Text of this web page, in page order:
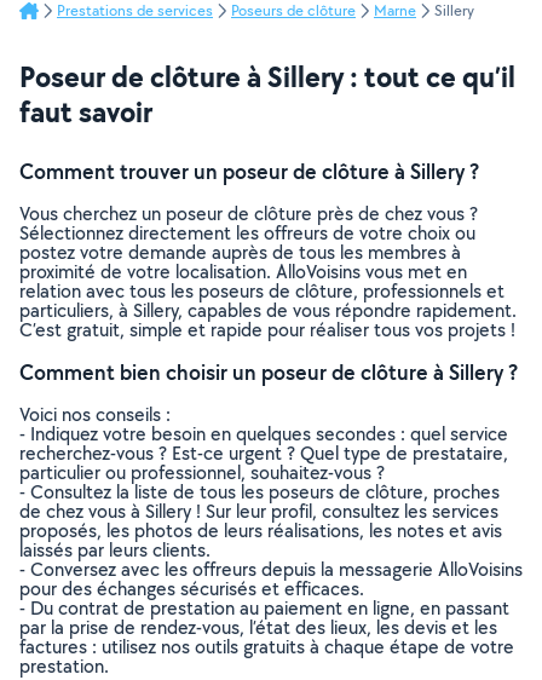
Prestations de services Poseurs de clôture Marne Sillery
Poseur de clôture à Sillery : tout ce qu’il
faut savoir
Comment trouver un poseur de clôture à Sillery ?
Vous cherchez un poseur de clôture près de chez vous ?
Sélectionnez directement les offreurs de votre choix ou
postez votre demande auprès de tous les membres à
proximité de votre localisation. AlloVoisins vous met en
relation avec tous les poseurs de clôture, professionnels et
particuliers, à Sillery, capables de vous répondre rapidement.
C’est gratuit, simple et rapide pour réaliser tous vos projets !
Comment bien choisir un poseur de clôture à Sillery ?
Voici nos conseils :
- Indiquez votre besoin en quelques secondes : quel service
recherchez-vous ? Est-ce urgent ? Quel type de prestataire,
particulier ou professionnel, souhaitez-vous ?
- Consultez la liste de tous les poseurs de clôture, proches
de chez vous à Sillery ! Sur leur profil, consultez les services
proposés, les photos de leurs réalisations, les notes et avis
laissés par leurs clients.
- Conversez avec les offreurs depuis la messagerie AlloVoisins
pour des échanges sécurisés et efficaces.
- Du contrat de prestation au paiement en ligne, en passant
par la prise de rendez-vous, l’état des lieux, les devis et les
factures : utilisez nos outils gratuits à chaque étape de votre
prestation.